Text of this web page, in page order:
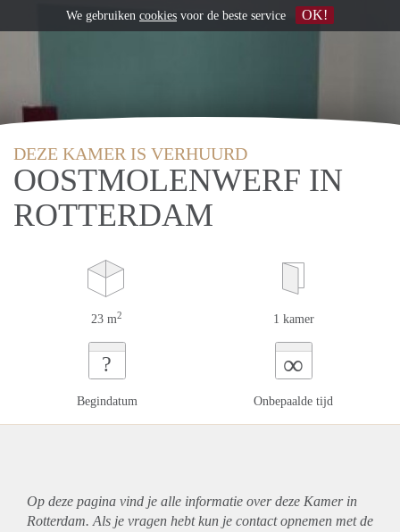
DEZE KAMER IS VERHUURD
OOSTMOLENWERF IN
ROTTERDAM
23 m2 1 kamer
?
Begindatum
∞
Onbepaalde tijd
Op deze pagina vind je alle informatie over deze Kamer in
Rotterdam. Als je vragen hebt kun je contact opnemen met de
We gebruiken cookies voor de beste service OK!